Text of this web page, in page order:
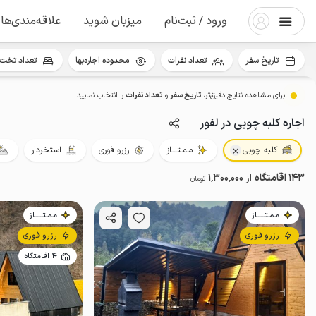
ورود / ثبت‌نام میزبان شوید علاقه‌مندی‌ها
برای مشاهده نتایج دقیق‌تر، تاریخ سفرو تعداد نفراترا انتخاب نمایید
اجاره کلبه چوبی در لفور
کلبه چوبی مـمـتــــاز رزرو فوری استخردار
143 اقامتگاه از 1٬300٬000 تومان
مـمـتــــــاز
رزرو فوری
مـمـتــــــاز
رزرو فوری
4 اقامتگاه
تاریخ سفر تعداد نفرات محدوده اجاره‌بها تعداد تخت